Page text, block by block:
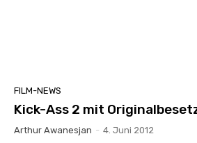
FILM-NEWS
Kick-Ass 2 mit
Arthur Awanesjan - 4. Juni 2012